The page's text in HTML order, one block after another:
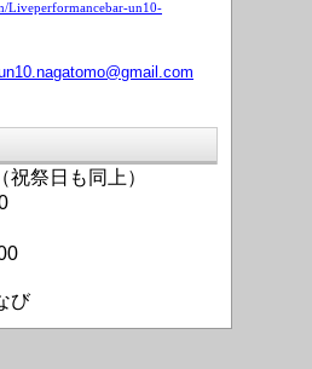
Liveperformancebar-un10-
祝祭日も同上）